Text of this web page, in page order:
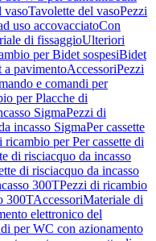
vasoTavolette del vasoPezzi
uso accovacciatoCon
di fissaggioUlteriori
per Bidet sospesiBidet
a pavimentoAccessoriPezzi
e comandi per
per Placche di
SigmaPezzi di
incasso SigmaPer cassette
ricambio per Per cassette di
di risciacquo da incasso
di risciacquo da incasso
300TPezzi di ricambio
300TAccessoriMateriale di
elettronico del
per WC con azionamento